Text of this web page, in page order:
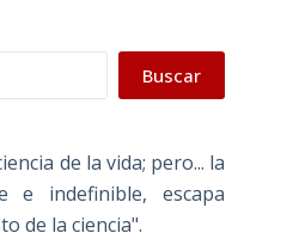
Buscar
de la vida; pero... la
e indefinible, escapa
de la ciencia".